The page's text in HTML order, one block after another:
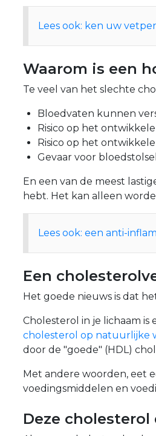
Lees ook: ken uw
Waarom is een
Te veel van het slechte
Bloedvaten kunnen
Risico op het
Risico op het
Gevaar voor
En een van de meest
hebt. Het kan alleen
Lees ook: een anti-
Een
Het goede nieuws is dat
Cholesterol in je lichaam
cholesterol op natuurlijke
door de "goede" (HDL)
Met andere woorden, eet
voedingsmiddelen en
Deze